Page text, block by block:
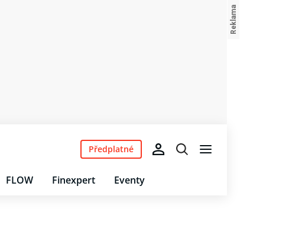
FLOW Finexpert Eventy
Předplatné